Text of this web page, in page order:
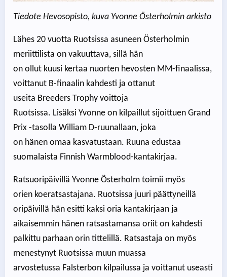
Tiedote Hevosopisto, kuva Yvonne Österholmin arkisto
Lähes 20 vuotta Ruotsissa asuneen Österholmin
meriittilista on vakuuttava, sillä hän
on ollut kuusi kertaa nuorten hevosten MM-finaalissa,
voittanut B-finaalin kahdesti ja ottanut
useita Breeders Trophy voittoja
Ruotsissa. Lisäksi Yvonne on kilpaillut sijoittuen Grand
Prix -tasolla William D-ruunallaan, joka
on hänen omaa kasvatustaan. Ruuna edustaa
suomalaista Finnish Warmblood-kantakirjaa.
Ratsuoripäivillä Yvonne Österholm toimii myös
orien koeratsastajana. Ruotsissa juuri päättyneillä
oripäivillä hän esitti kaksi oria kantakirjaan ja
aikaisemmin hänen ratsastamansa oriit on kahdesti
palkittu parhaan orin tittelillä. Ratsastaja on myös
menestynyt Ruotsissa muun muassa
arvostetussa Falsterbon kilpailussa ja voittanut useasti